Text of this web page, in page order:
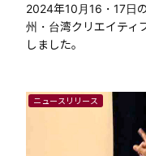
2024年10月16・17日
州・台湾クリエイティ
しました。
ニュースリリース